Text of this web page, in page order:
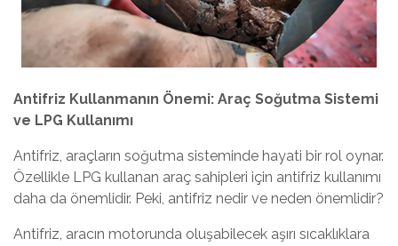
Antifriz Kullanmanın Önemi: Araç Soğutma Sistemi
ve LPG Kullanımı
Antifriz, araçların soğutma sisteminde hayati bir rol oynar.
Özellikle LPG kullanan araç sahipleri için antifriz kullanımı
daha da önemlidir. Peki, antifriz nedir ve neden önemlidir?
Antifriz, aracın motorunda oluşabilecek aşırı sıcaklıklara